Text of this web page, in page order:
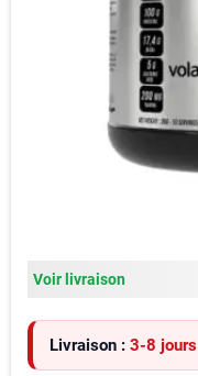
Voir livraison
Livraison : 3-8 jours